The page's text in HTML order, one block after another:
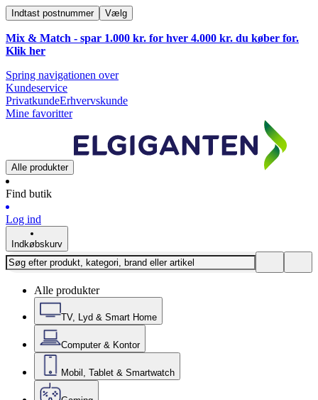
Indtast postnummer Vælg
Mix & Match - spar 1.000 kr. for hver 4.000 kr. du køber for.
Klik her
Spring navigationen over
Kundeservice
PrivatkundeErhvervskunde
Mine favoritter
Alle produkter
Find butik
Log ind
Indkøbskurv
Alle produkter
TV, Lyd & Smart Home
Computer & Kontor
Mobil, Tablet & Smartwatch